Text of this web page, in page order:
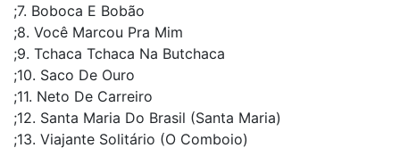
;7. Boboca E Bobão
;8. Você Marcou Pra Mim
;9. Tchaca Tchaca Na Butchaca
;10. Saco De Ouro
;11. Neto De Carreiro
;12. Santa Maria Do Brasil (Santa Maria)
;13. Viajante Solitário (O Comboio)